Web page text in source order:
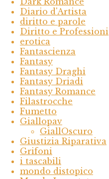
Diario d'Artista
diritto e parole
Diritto e Professioni
erotica
Fantascienza
Fantasy
Fantasy Draghi
Fantasy Driadi
Fantasy Romance
Filastrocche
Fumetto
Giallopav
GiallOscuro
Giustizia Riparativa
Grifoni
i tascabili
mondo distopico